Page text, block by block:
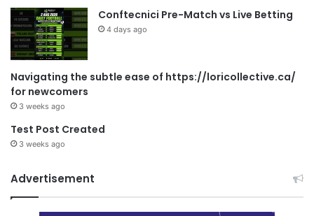
Conftecnici Pre-Match vs Live Betting
4 days ago
Navigating the subtle ease of https://loricollective.ca/
for newcomers
3 weeks ago
Test Post Created
3 weeks ago
Advertisement